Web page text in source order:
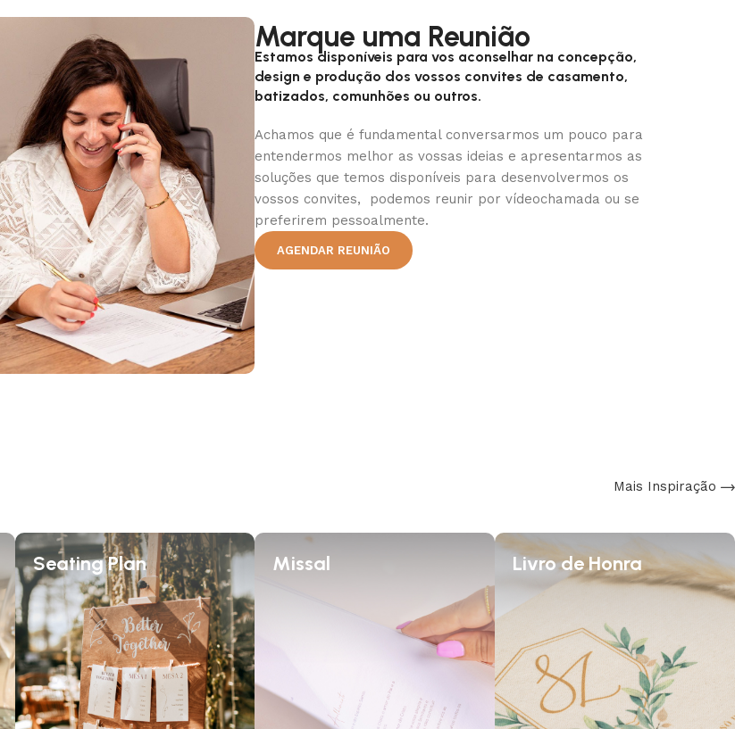
Marque uma Reunião
Estamos disponíveis para vos aconselhar na concepção,
design e produção dos vossos convites de casamento,
batizados, comunhões ou outros.
Achamos que é fundamental conversarmos um pouco para
entendermos melhor as vossas ideias e apresentarmos as
soluções que temos disponíveis para desenvolvermos os
vossos convites, podemos reunir por vídeochamada ou se
preferirem pessoalmente.
AGENDAR REUNIÃO
Mais Inspiração
Seating Plan Missal Livro de Honra